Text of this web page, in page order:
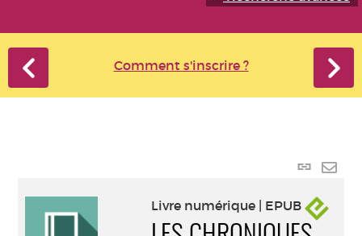
Comment s'inscrire ?
Lien
Livre numérique | EPUB